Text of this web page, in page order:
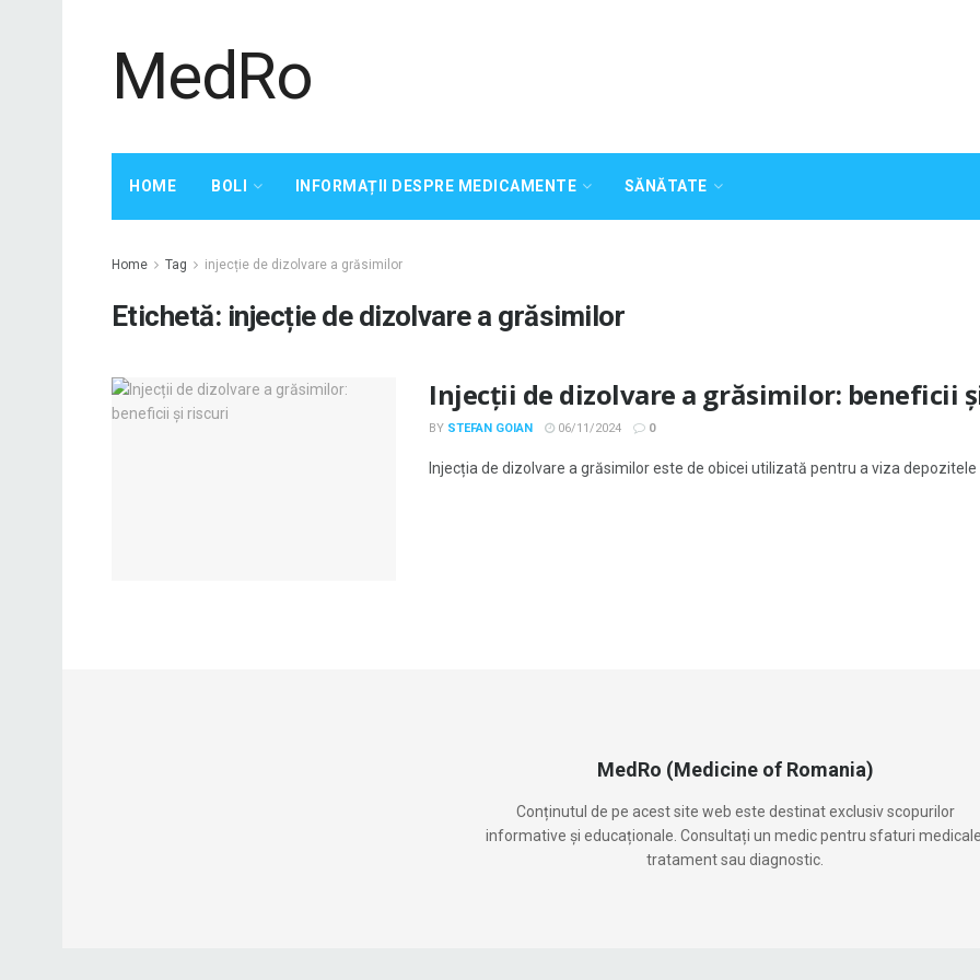
MedRo
HOME BOLI INFORMAȚII DESPRE MEDICAMENTE SĂNĂTATE
Home Tag injecție de dizolvare a grăsimilor
Etichetă: injecție de dizolvare a grăsimilor
Injecții de dizolvare a grăsimilor: beneficii
BY STEFAN GOIAN 06/11/2024 0
Injecția de dizolvare a grăsimilor este de obicei utilizată pentru a viza
MedRo (Medicine of Romania)
Conținutul de pe acest site web este destinat exclusiv scopurilor
informative și educaționale. Consultați un medic pentru sfaturi
tratament sau diagnostic.